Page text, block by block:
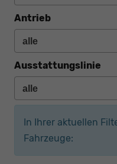
Antrieb
Ausstattungslinie
In Ihrer aktuellen
Fahrzeuge: